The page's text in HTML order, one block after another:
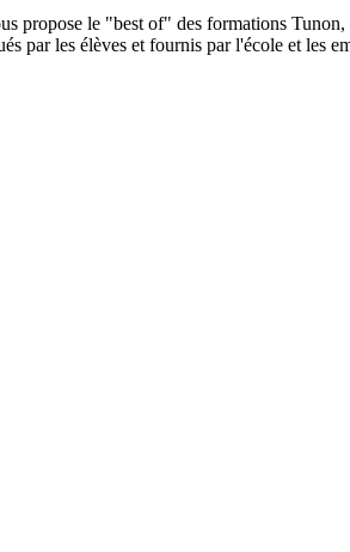
propose le "best of" des formations
par les élèves et fournis par l'école et les